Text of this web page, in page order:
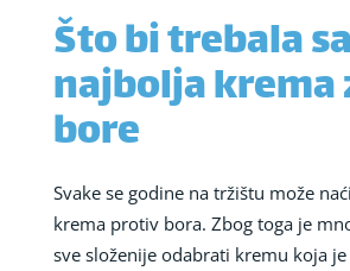
Što bi trebala
najbolja krema
bore
Svake se godine na tržištu može
krema protiv bora. Zbog toga je
sve složenije odabrati kremu koja